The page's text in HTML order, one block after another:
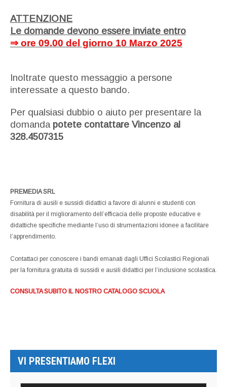
ATTENZIONE
Le domande devono essere inviate entro
⇒ ore 09.00 del giorno 10 Marzo 2025
Inoltrate questo messaggio a persone
interessate a questo bando.
Per qualsiasi dubbio o aiuto per presentare la
domanda potete contattare Vincenzo al
328.4507315
PREMEDIA SRL
Fornitura di ausili e sussidi didattici a favore di alunni e studenti con
disabilità per il miglioramento dell’efficacia delle proposte educative e
didattiche specifiche mediante l’uso di strumentazioni idonee a facilitare
l’apprendimento.
Contattaci per conoscere i bandi emanati dagli Uffici Scolastici Regionali
per la fornitura gratuita di sussidi e ausili didattici per l’inclusione scolastica.
CONSULTA SUBITO IL NOSTRO CATALOGO SCUOLA
VI PRESENTIAMO FLEXI